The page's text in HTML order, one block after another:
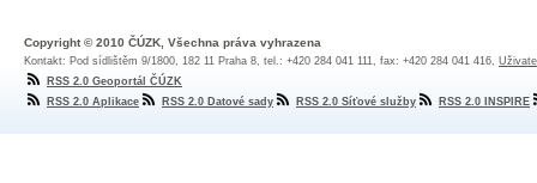
Copyright © 2010 ČÚZK, Všechna práva vyhrazena
Kontakt: Pod sídlištěm 9/1800, 182 11 Praha 8, tel.: +420 284 041 111, fax: +420 284 041 416,
RSS 2.0 Geoportál ČÚZK
RSS 2.0 Aplikace
RSS 2.0 Datové sady RSS 2.0 Síťové služby RSS 2.0 INSPIRE